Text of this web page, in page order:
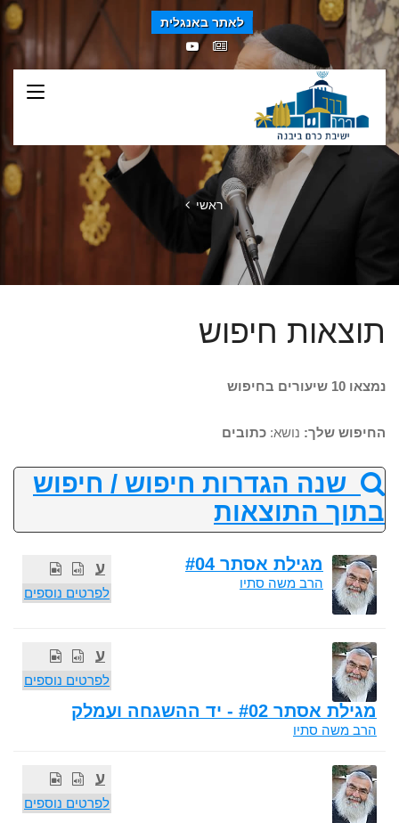
לאתר באנגלית
ראשי
תוצאות חיפוש
נמצאו 10 שיעורים בחיפוש
החיפוש שלך: נושא: כתובים
שנה הגדרות חיפוש / חיפוש
בתוך התוצאות
ע
לפרטים נוספים
מגילת אסתר #04
הרב משה סתיו
ע
לפרטים נוספים
מגילת אסתר #02 - יד ההשגחה ועמלק
הרב משה סתיו
ע
לפרטים נוספים